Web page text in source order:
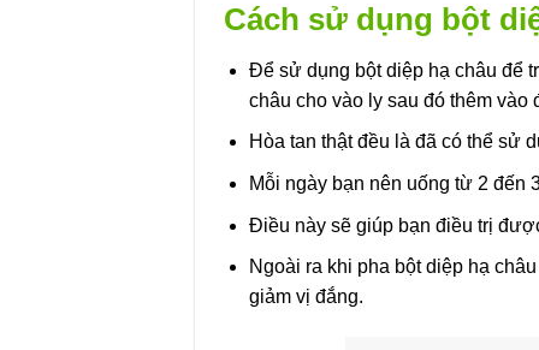
Cách sử dụng bột
Để sử dụng bột diệp hạ châu để
châu cho vào ly sau đó thêm vào
Hòa tan thật đều là đã có thể sử
Mỗi ngày bạn nên uống từ 2 đến
Điều này sẽ giúp bạn điều trị
Ngoài ra khi pha bột diệp hạ
giảm vị đắng.